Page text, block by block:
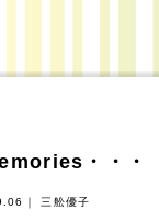
・・・
｜ 三舩優子